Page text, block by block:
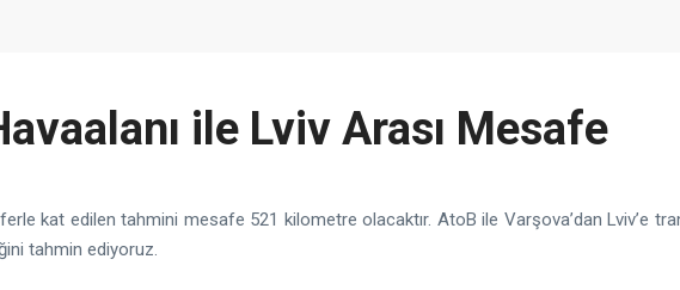
ile Lviv Arası Mesafe
kat edilen tahmini mesafe 521 kilometre olacaktır. AtoB ile Varşova’dan Lviv’e
tahmin ediyoruz.